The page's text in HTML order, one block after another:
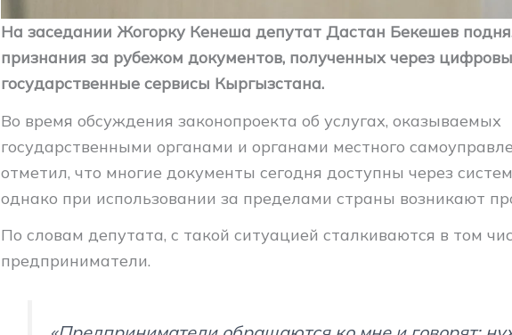
На заседании Жогорку Кенеша депутат Дастан Бекешев
признания за рубежом документов, полученных через
государственные сервисы Кыргызстана.
Во время обсуждения законопроекта об услугах, оказываемых
государственными органами и органами местного
отметил, что многие документы сегодня доступны через
однако при использовании за пределами страны возникают
По словам депутата, с такой ситуацией сталкиваются в том
предприниматели.